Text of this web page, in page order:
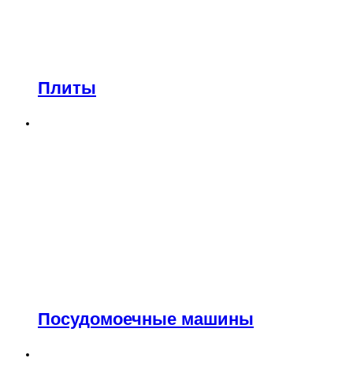
Плиты
Посудомоечные машины